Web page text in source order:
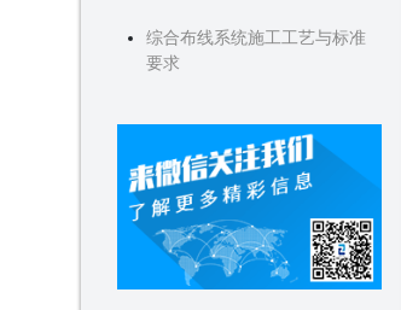
综合布线系统施工工艺与标准
要求